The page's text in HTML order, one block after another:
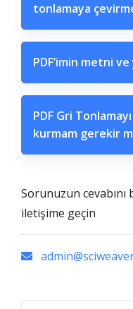
tonlamaya
PDF’imin metni ve
PDF Gri
kurmam gerekir
Sorunuzun
iletişime geçin